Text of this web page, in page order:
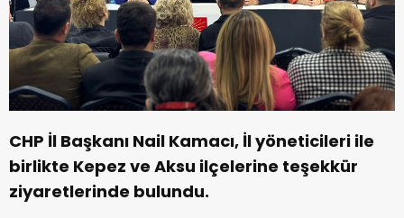
CHP İl Başkanı Nail Kamacı, İl yöneticileri ile
birlikte Kepez ve Aksu ilçelerine teşekkür
ziyaretlerinde bulundu.